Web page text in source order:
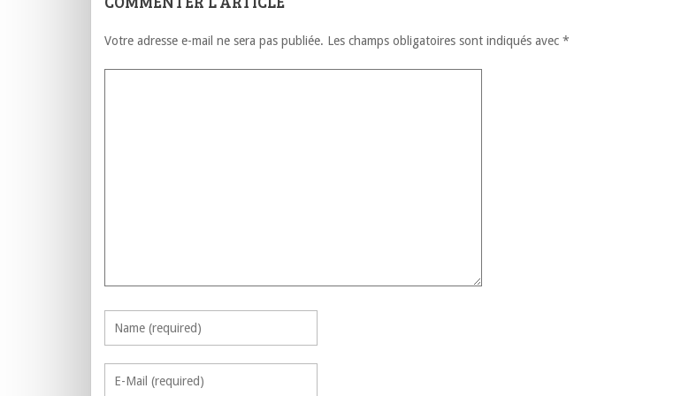
Votre adresse e-mail ne sera pas publiée. Les champs obligatoires sont indiqués avec *